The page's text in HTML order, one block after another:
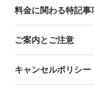
料金に関わる特記事
ご案内とご注意
キャンセルポリシー